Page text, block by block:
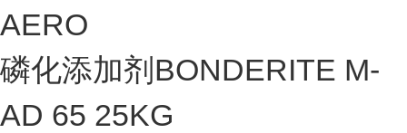
AERO
磷化添加剂BONDERITE M-
AD 65 25KG